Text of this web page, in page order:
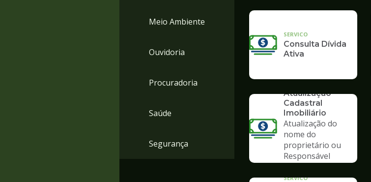
Meio Ambiente
Ouvidoria
Procuradoria
Saúde
Segurança
SERVICO
Consulta Dívida
Ativa
Atualização
Cadastral
Imobiliário
Atualização do
nome do
proprietário ou
Responsável
SERVICO